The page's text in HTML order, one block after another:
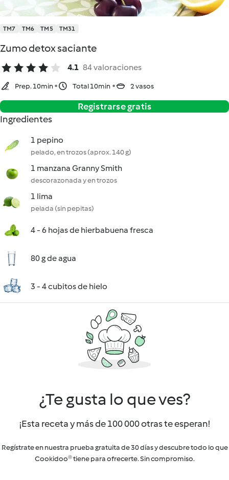
TM7 TM6 TM5 TM31
Zumo detox saciante
4.1 84 valoraciones
Prep. 10min Total 10min 2 vasos
Registrarse gratis
Ingredientes
1 pepino
pelado, en trozos (aprox. 140 g)
1 manzana Granny Smith
descorazonada y en trozos
1 lima
pelada (sin pepitas)
4 - 6 hojas de hierbabuena fresca
80 g de agua
3 - 4 cubitos de hielo
¿Te gusta lo que ves?
¡Esta receta y más de 100 000 otras te esperan!
Regístrate en nuestra prueba gratuita de 30 días y descubre todo lo que
Cookidoo® tiene para ofrecerte. Sin compromiso.